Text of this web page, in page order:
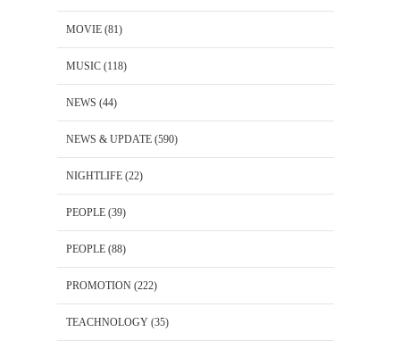
MOVIE (81)
MUSIC (118)
NEWS (44)
NEWS & UPDATE (590)
NIGHTLIFE (22)
PEOPLE (39)
PEOPLE (88)
PROMOTION (222)
TEACHNOLOGY (35)